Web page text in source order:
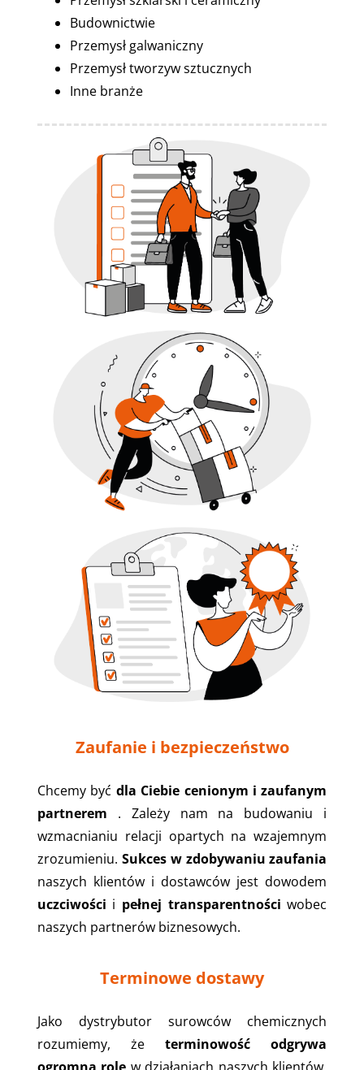
Budownictwie
Przemysł galwaniczny
Przemysł tworzyw sztucznych
Inne branże
Zaufanie i bezpieczeństwo
Chcemy być dla Ciebie cenionym i zaufanym
partnerem . Zależy nam na budowaniu i
wzmacnianiu relacji opartych na wzajemnym
zrozumieniu. Sukces w zdobywaniu zaufania
naszych klientów i dostawców jest dowodem
uczciwości i pełnej transparentności wobec
naszych partnerów biznesowych.
Terminowe dostawy
Jako dystrybutor surowców chemicznych
rozumiemy, żeterminowość odgrywa